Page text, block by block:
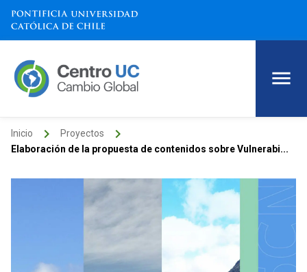
Inicio keyboard_arrow_right Proyectos keyboard_arrow_right
Elaboración de la propuesta de contenidos sobre Vulnerabi...